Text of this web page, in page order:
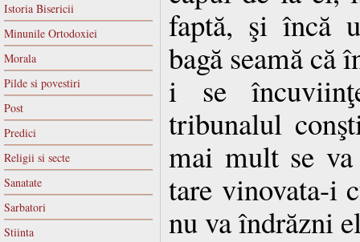
Istoria Bisericii
Minunile Ortodoxiei
Morala
Pilde si povestiri
Post
Predici
Religii si secte
Sanatate
Sarbatori
Stiinta
faptă, şi încă
bagă seamă că
i se
tribunalul
mai mult se
tare vinovata-i
nu va îndrăzni